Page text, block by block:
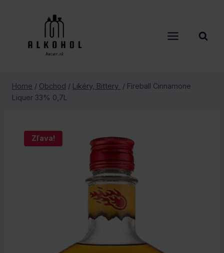
Home / Obchod / Likéry, Bittery / Fireball Cinnamone
Liquer 33% 0,7L
Zľava!